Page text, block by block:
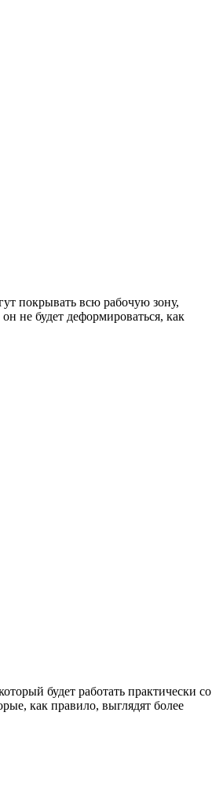
покрывать всю рабочую зону,
не будет деформироваться, как
будет работать практически со
как правило, выглядят более